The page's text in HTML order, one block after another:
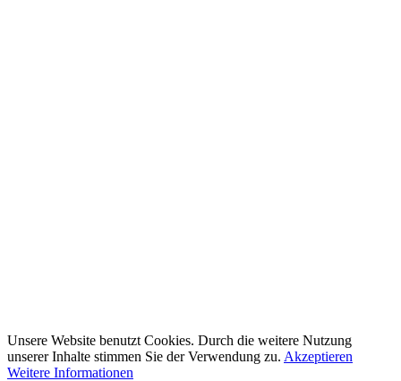
Unsere Website benutzt Cookies. Durch die weitere Nutzung
unserer Inhalte stimmen Sie der Verwendung zu. Akzeptieren
Weitere Informationen